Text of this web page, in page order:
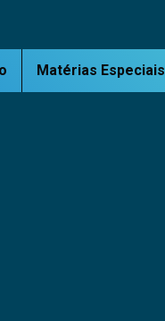
Matérias Especiais